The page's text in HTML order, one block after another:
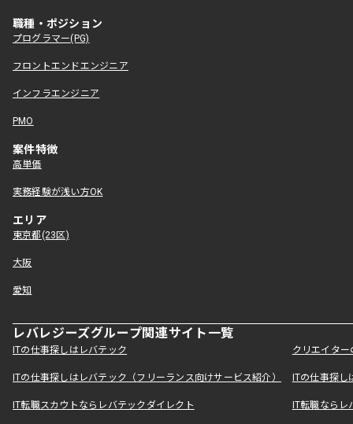
職種・ポジション
プログラマー(PG)
フロントエンドエンジニア
インフラエンジニア
PMO
案件特徴
高単価
実務経験が浅い方OK
エリア
東京都(23区)
大阪
愛知
レバレジーズグループ関連サイト一覧
ITの仕事探しはレバテック クリエイタ
ITの仕事探しはレバテック（フリーランス向けサービス紹介） ITの仕事探
IT転職スカウトならレバテックダイレクト IT転職なら